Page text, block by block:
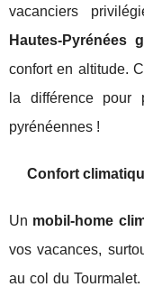
vacanciers
Hautes-Pyrénées
confort en altitude.
la différence pour
pyrénéennes !
Confort
Un mobil-home
vos vacances,
au col du